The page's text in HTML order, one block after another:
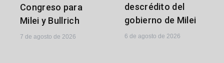
Congreso para
Milei y Bullrich
7 de agosto de 2026
descrédito del
gobierno de Milei
6 de agosto de 2026